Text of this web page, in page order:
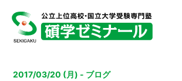
2017/03/20 (月) - ブログ